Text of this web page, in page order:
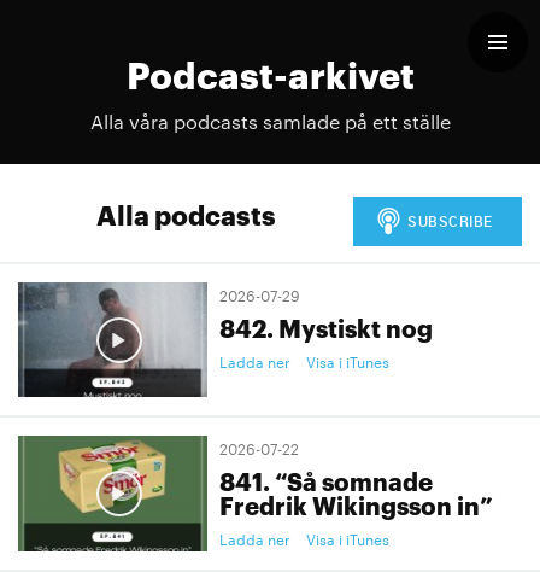
Podcast-arkivet
Alla våra podcasts samlade på ett ställe
Alla podcasts
2026-07-29
842. Mystiskt nog
Ladda ner Visa i iTunes
2026-07-22
841. “Så somnade
Fredrik Wikingsson in”
Ladda ner Visa i iTunes